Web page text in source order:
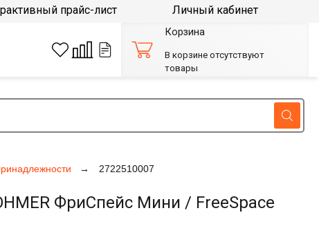
2722510007
ФриСпейс Мини / FreeSpace
прайс-лист Личный кабинет
Корзина
В корзине отсутствуют
товары